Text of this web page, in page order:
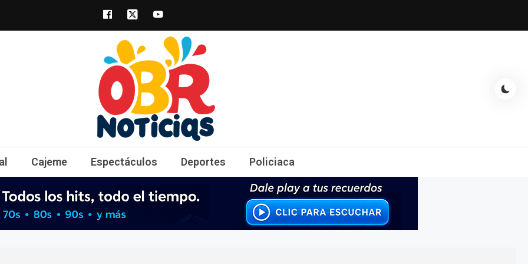
obrnoticias.com
obr noticias noticias, entretenimiento y espectáculos, entrevistas con famosos, showbizz, podcast, chismes y
Cajeme Espectáculos Deportes Policiaca